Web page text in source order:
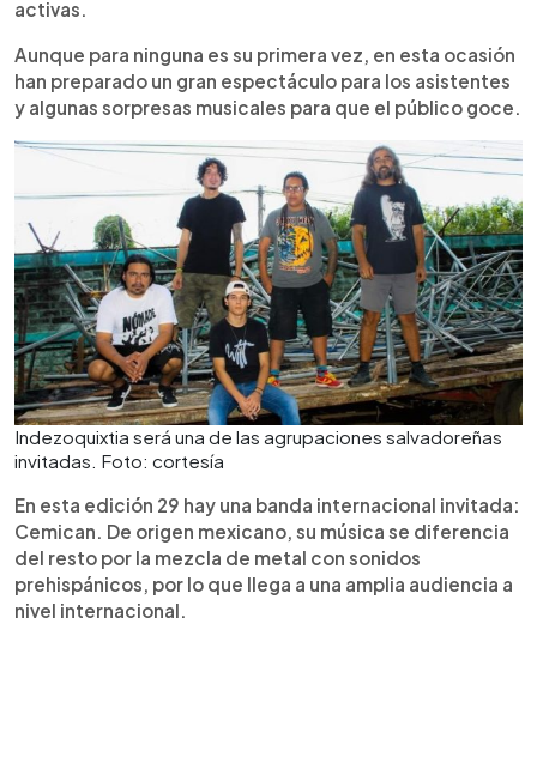
activas.
Aunque para ninguna es su primera vez, en esta ocasión
han preparado un gran espectáculo para los asistentes
y algunas sorpresas musicales para que el público goce.
Indezoquixtia será una de las agrupaciones salvadoreñas
invitadas. Foto: cortesía
En esta edición 29 hay una banda internacional invitada:
Cemican. De origen mexicano, su música se diferencia
del resto por la mezcla de metal con sonidos
prehispánicos, por lo que llega a una amplia audiencia a
nivel internacional.